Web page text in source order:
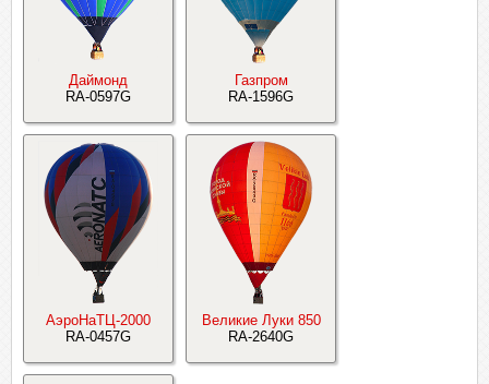
Даймонд
RA-0597G
Газпром
RA-1596G
АэроНаТЦ-2000
RA-0457G
Великие Луки 850
RA-2640G